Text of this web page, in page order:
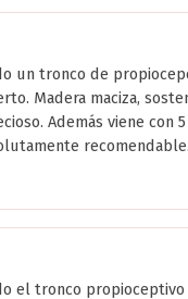
un tronco de
Madera maciza,
Además viene con
recomendable.
el tronco propioceptivo